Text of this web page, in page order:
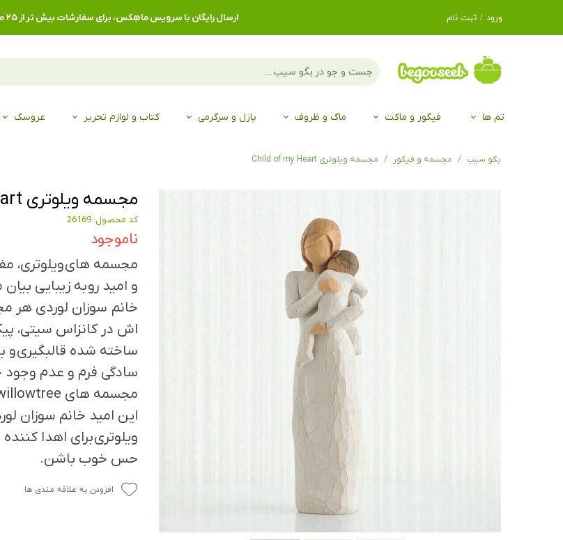
ورود / ثبت نام
حساب کاربری من
تغییر گذر واژه
خروج از حساب
ارسال رایگان با سرویس ماهِکس، برای سفارشات بیش تر از ۲۵ میلیون تومان
تم ها فیگور و ماکت ماگ و ظروف پازل و سرگرمی کتاب و لوازم تحریر عروسک
بگو سیب مجسمه و فیگور مجسمه ویلوتری Child of my Heart
مجسمه ویلوتری Child of my Heart
کد محصول: 26169
ناموجود
مجسمه های ویلوتری،
و امید رو به زیبایی
خانم سوزان لوردی هر
اش در کانزاس سیتی،
ساخته شده قالبگیری
سادگی فرم و عدم وجود
مجسمه های willowtree هستش.
این امید خانم سوزان
ویلوتری برای اهدا
حس خوب باشن.
افزودن به علاقه مندی ها